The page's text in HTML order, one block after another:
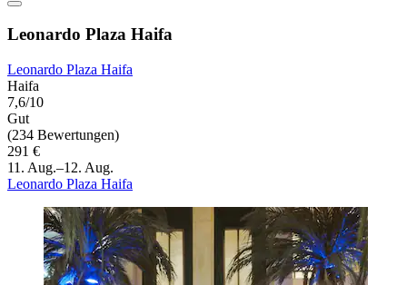
Leonardo Plaza Haifa
Leonardo Plaza Haifa
Haifa
7,6/10
Gut
(234 Bewertungen)
291 €
11. Aug.–12. Aug.
Leonardo Plaza Haifa